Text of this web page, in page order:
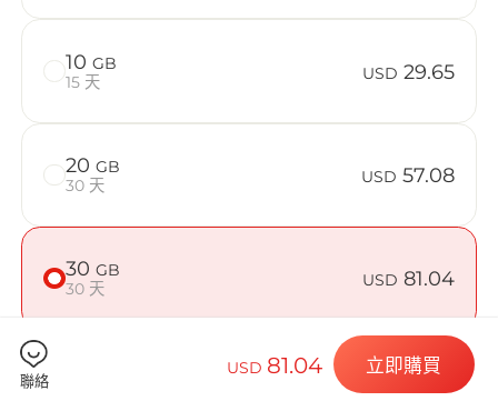
Billion
選擇您的目的
安裝您的
10 GB
15 天
USD 29.65
20 GB
30 天
USD 57.08
30 GB
30 天
USD 81.04
125.07
聯絡
USD 81.04 立即購買